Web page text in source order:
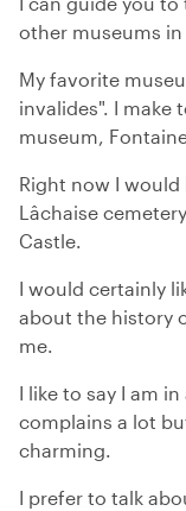
other museums in
My favorite
invalides". I make
museum,
Right now I
Lâchaise
Castle.
I would certainly
about the history
me.
I like to say I am
complains a lot
charming.
I prefer to talk